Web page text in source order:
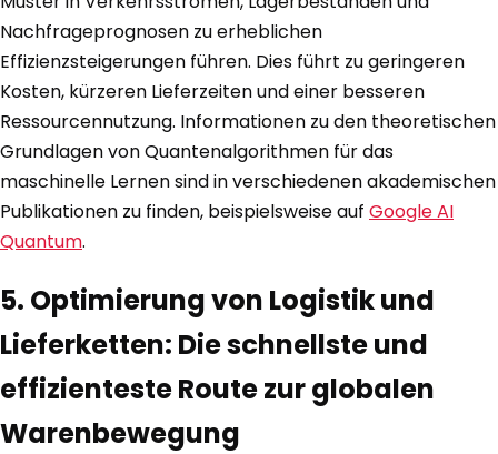
Nachfrageprognosen zu erheblichen
Effizienzsteigerungen führen. Dies führt zu geringeren
Kosten, kürzeren Lieferzeiten und einer besseren
Ressourcennutzung. Informationen zu den theoretischen
Grundlagen von Quantenalgorithmen für das
maschinelle Lernen sind in verschiedenen akademischen
Publikationen zu finden, beispielsweise auf Google AI
Quantum.
5. Optimierung von Logistik und
Lieferketten: Die schnellste und
effizienteste Route zur globalen
Warenbewegung